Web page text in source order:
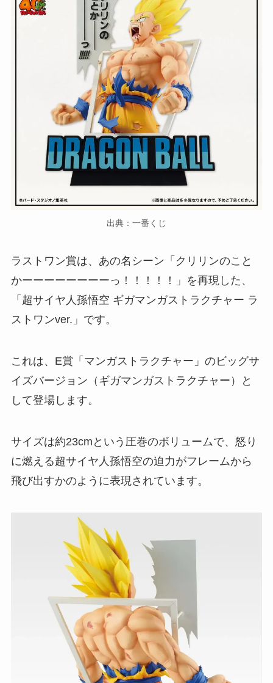
出典：一番くじ
ラストワン賞は、あの名シーン「クリリンのこと
かーーーーーーーーっ！！！！！」を再現した、
「超サイヤ人孫悟空 ギガマンガストラクチャー ラ
ストワンver.」です。
これは、E賞「マンガストラクチャー」のビッグサ
イズバージョン（ギガマンガストラクチャー）と
して登場します。
サイズは約23cmという圧巻のボリュームで、怒り
に燃える超サイヤ人孫悟空の迫力がフレームから
飛び出すかのように表現されています。